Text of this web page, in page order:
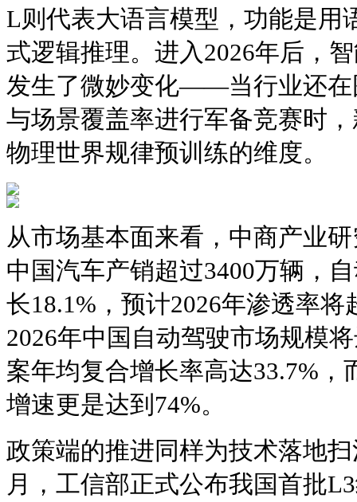
L则代表大语言模型，功能是用
式逻辑推理。进入2026年后，
发生了微妙变化——当行业还在
与场景覆盖率进行军备竞赛时
物理世界规律预训练的维度。
从市场基本面来看，中商产业
中国汽车产销超过3400万辆，
长18.1%，预计2026年渗透率
2026年中国自动驾驶市场规模
案年均复合增长率高达33.7%，
增速更是达到74%。
政策端的推进同样为技术落地
月，工信部正式公布我国首批